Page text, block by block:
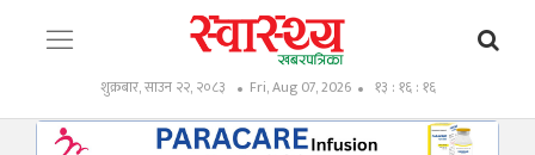
शुक्रबार, साउन २२, २०८३ Fri, Aug 07, 2026 १३ : १६ : १८